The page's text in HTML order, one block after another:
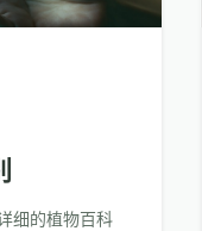
细的植物百科